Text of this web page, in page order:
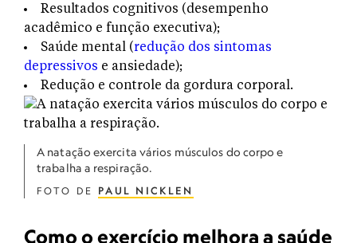
Resultados cognitivos (desempenho
acadêmico e função executiva);
Saúde mental (redução dos sintomas
depressivos e ansiedade);
Redução e controle da gordura corporal.
A natação exercita vários músculos do corpo e
trabalha a respiração.
FOTO DE PAUL NICKLEN
Como o exercício melhora a saúde